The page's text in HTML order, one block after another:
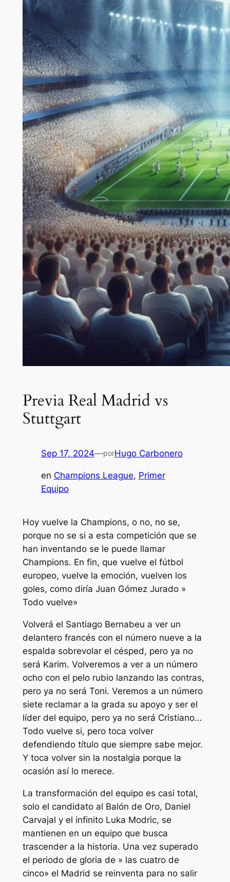
Previa Real Madrid vs
Stuttgart
Sep 17, 2024—porHugo Carbonero
en Champions League, Primer
Equipo
Hoy vuelve la Champions, o no, no se,
porque no se si a esta competición que se
han inventando se le puede llamar
Champions. En fin, que vuelve el fútbol
europeo, vuelve la emoción, vuelven los
goles, como diría Juan Gómez Jurado »
Todo vuelve»
Volverá el Santiago Bernabeu a ver un
delantero francés con el número nueve a la
espalda sobrevolar el césped, pero ya no
será Karim. Volveremos a ver a un número
ocho con el pelo rubio lanzando las contras,
pero ya no será Toni. Veremos a un número
siete reclamar a la grada su apoyo y ser el
líder del equipo, pero ya no será Cristiano…
Todo vuelve si, pero toca volver
defendiendo título que siempre sabe mejor.
Y toca volver sin la nostalgia porque la
ocasión así lo merece.
La transformación del equipo es casi total,
solo el candidato al Balón de Oro, Daniel
Carvajal y el infinito Luka Modric, se
mantienen en un equipo que busca
trascender a la historia. Una vez superado
el periodo de gloria de » las cuatro de
cinco» el Madrid se reinventa para no salir